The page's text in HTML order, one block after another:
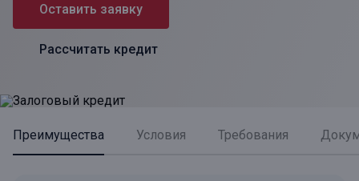
Оставить заявку
Рассчитать кредит
Преимущества Условия Требования